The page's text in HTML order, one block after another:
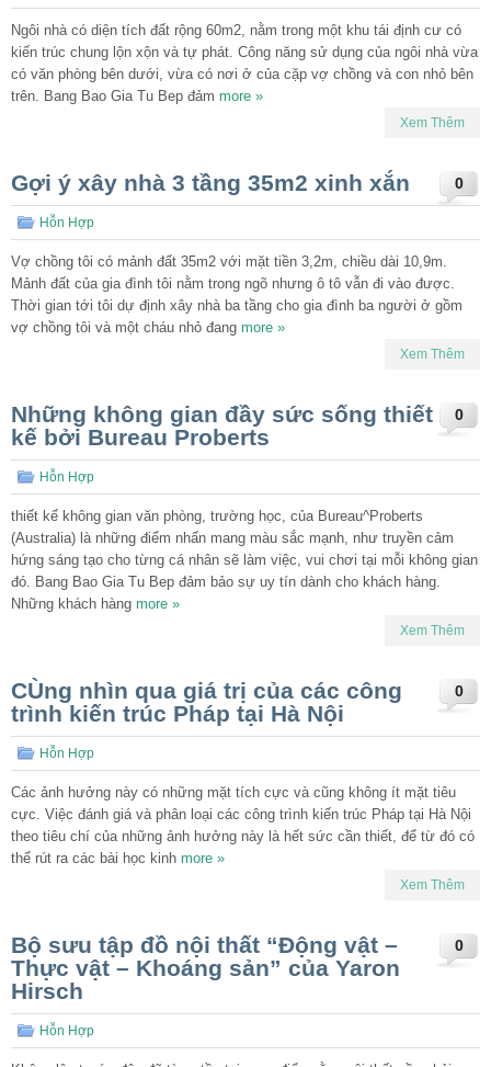
Ngôi nhà có diện tích đất rộng 60m2, nằm trong một khu tái định cư có
kiến trúc chung lộn xộn và tự phát. Công năng sử dụng của ngôi nhà vừa
có văn phòng bên dưới, vừa có nơi ở của cặp vợ chồng và con nhỏ bên
trên. Bang Bao Gia Tu Bep đảm more »
Xem Thêm
0
Gợi ý xây nhà 3 tầng 35m2 xinh xắn
Hỗn Hợp
Vợ chồng tôi có mảnh đất 35m2 với mặt tiền 3,2m, chiều dài 10,9m.
Mảnh đất của gia đình tôi nằm trong ngõ nhưng ô tô vẫn đi vào được.
Thời gian tới tôi dự định xây nhà ba tầng cho gia đình ba người ở gồm
vợ chồng tôi và một cháu nhỏ đang more »
Xem Thêm
0
Những không gian đầy sức sống thiết
kế bởi Bureau Proberts
Hỗn Hợp
thiết kế không gian văn phòng, trường học, của Bureau^Proberts
(Australia) là những điểm nhấn mang màu sắc mạnh, như truyền cảm
hứng sáng tạo cho từng cá nhân sẽ làm việc, vui chơi tại mỗi không gian
đó. Bang Bao Gia Tu Bep đảm bảo sự uy tín dành cho khách hàng.
Những khách hàng more »
Xem Thêm
0
CÙng nhìn qua giá trị của các công
trình kiến trúc Pháp tại Hà Nội
Hỗn Hợp
Các ảnh hưởng này có những mặt tích cực và cũng không ít mặt tiêu
cực. Việc đánh giá và phân loại các công trình kiến trúc Pháp tại Hà Nội
theo tiêu chí của những ảnh hưởng này là hết sức cần thiết, để từ đó có
thể rút ra các bài học kinh more »
Xem Thêm
0
Bộ sưu tập đồ nội thất “Động vật –
Thực vật – Khoáng sản” của Yaron
Hirsch
Hỗn Hợp